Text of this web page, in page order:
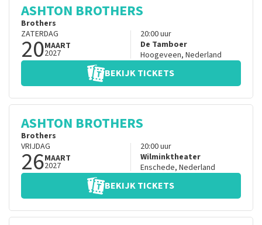
ASHTON BROTHERS
Brothers
ZATERDAG
20MAART
2027
20:00uur
De Tamboer
Hoogeveen, Nederland
BEKIJK TICKETS
ASHTON BROTHERS
Brothers
VRIJDAG
26MAART
2027
20:00uur
Wilminktheater
Enschede, Nederland
BEKIJK TICKETS